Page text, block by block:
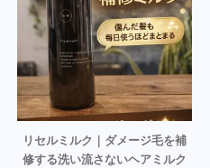
リセルミルク｜ダメージ毛を補
修する洗い流さないヘアミルク